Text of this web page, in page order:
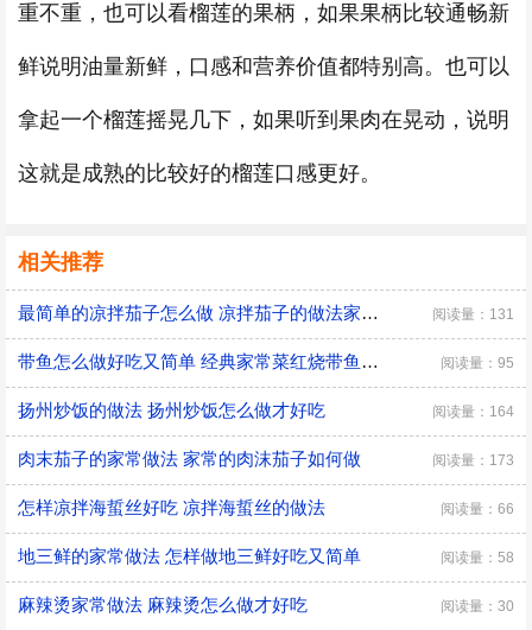
重不重，也可以看榴莲的果柄，如果果柄比较通畅新
鲜说明油量新鲜，口感和营养价值都特别高。也可以
拿起一个榴莲摇晃几下，如果听到果肉在晃动，说明
这就是成熟的比较好的榴莲口感更好。
相关推荐
最简单的凉拌茄子怎么做 凉拌茄子的做法家常窍门 阅读量：131
带鱼怎么做好吃又简单 经典家常菜红烧带鱼的做法 阅读量：95
扬州炒饭的做法 扬州炒饭怎么做才好吃 阅读量：164
肉末茄子的家常做法 家常的肉沫茄子如何做 阅读量：173
怎样凉拌海蜇丝好吃 凉拌海蜇丝的做法 阅读量：66
地三鲜的家常做法 怎样做地三鲜好吃又简单 阅读量：58
麻辣烫家常做法 麻辣烫怎么做才好吃 阅读量：30